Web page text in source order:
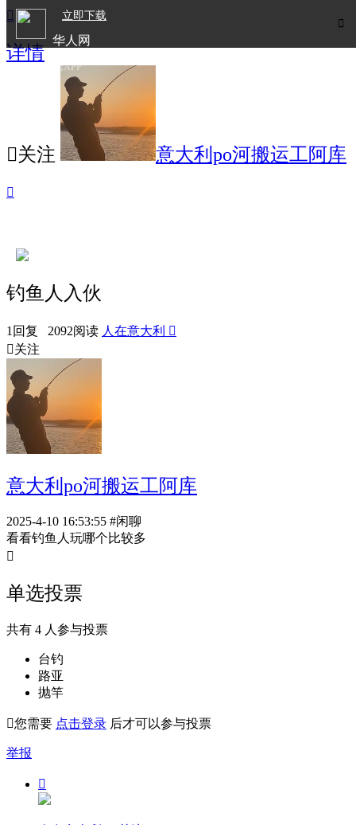

立即下载
华人网
欧洲华人生活APP

详情
关注 意大利po河搬运工阿库

钓鱼人入伙
1回复 2092阅读 人在意大利 
关注
意大利po河搬运工阿库
2025-4-10 16:53:55 #闲聊
看看钓鱼人玩哪个比较多

单选投票
共有 4 人参与投票
台钓
路亚
抛竿
您需要 点击登录 后才可以参与投票
举报
